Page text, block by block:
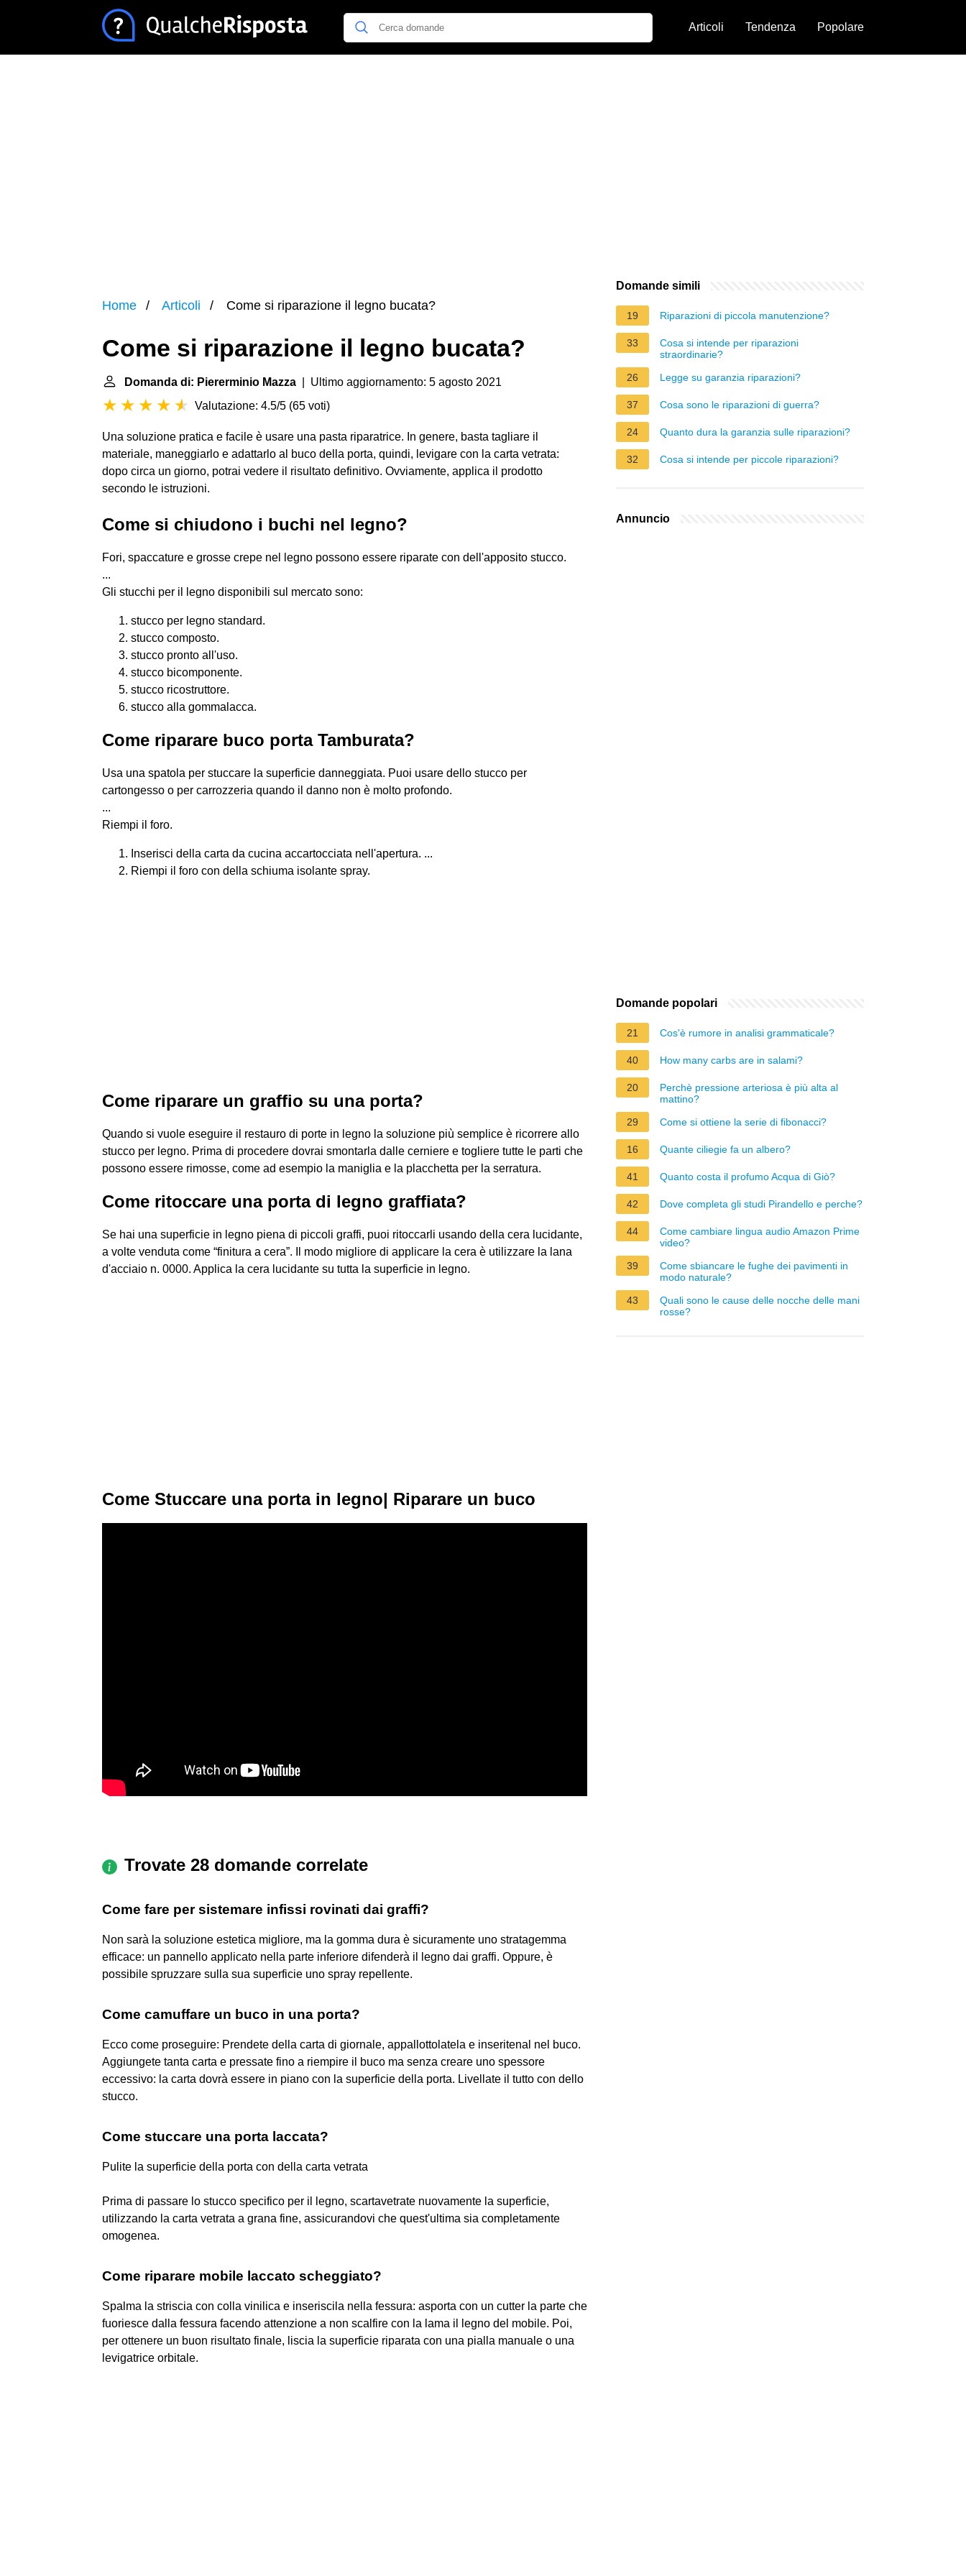
Articoli Tendenza Popolare
Home Articoli Come si riparazione il legno bucata?
Come si riparazione il legno bucata?
Domanda di: Piererminio Mazza | Ultimo aggiornamento: 5 agosto 2021
Valutazione: 4.5/5 (65 voti)
Una soluzione pratica e facile è usare una pasta riparatrice. In genere, basta tagliare il
materiale, maneggiarlo e adattarlo al buco della porta, quindi, levigare con la carta vetrata:
dopo circa un giorno, potrai vedere il risultato definitivo. Ovviamente, applica il prodotto
secondo le istruzioni.
Come si chiudono i buchi nel legno?
Fori, spaccature e grosse crepe nel legno possono essere riparate con dell'apposito stucco.
...
Gli stucchi per il legno disponibili sul mercato sono:
stucco per legno standard.
stucco composto.
stucco pronto all'uso.
stucco bicomponente.
stucco ricostruttore.
stucco alla gommalacca.
Come riparare buco porta Tamburata?
Usa una spatola per stuccare la superficie danneggiata. Puoi usare dello stucco per
cartongesso o per carrozzeria quando il danno non è molto profondo.
...
Riempi il foro.
Inserisci della carta da cucina accartocciata nell'apertura. ...
Riempi il foro con della schiuma isolante spray.
Come riparare un graffio su una porta?
Quando si vuole eseguire il restauro di porte in legno la soluzione più semplice è ricorrere allo
stucco per legno. Prima di procedere dovrai smontarla dalle cerniere e togliere tutte le parti che
possono essere rimosse, come ad esempio la maniglia e la placchetta per la serratura.
Come ritoccare una porta di legno graffiata?
Se hai una superficie in legno piena di piccoli graffi, puoi ritoccarli usando della cera lucidante,
a volte venduta come “finitura a cera”. Il modo migliore di applicare la cera è utilizzare la lana
d'acciaio n. 0000. Applica la cera lucidante su tutta la superficie in legno.
Come Stuccare una porta in legno| Riparare un buco
Trovate 28 domande correlate
Come fare per sistemare infissi rovinati dai graffi?
Non sarà la soluzione estetica migliore, ma la gomma dura è sicuramente uno stratagemma
efficace: un pannello applicato nella parte inferiore difenderà il legno dai graffi. Oppure, è
possibile spruzzare sulla sua superficie uno spray repellente.
Come camuffare un buco in una porta?
Ecco come proseguire: Prendete della carta di giornale, appallottolatela e inseritenal nel buco.
Aggiungete tanta carta e pressate fino a riempire il buco ma senza creare uno spessore
eccessivo: la carta dovrà essere in piano con la superficie della porta. Livellate il tutto con dello
stucco.
Come stuccare una porta laccata?
Pulite la superficie della porta con della carta vetrata
Prima di passare lo stucco specifico per il legno, scartavetrate nuovamente la superficie,
utilizzando la carta vetrata a grana fine, assicurandovi che quest'ultima sia completamente
omogenea.
Come riparare mobile laccato scheggiato?
Spalma la striscia con colla vinilica e inseriscila nella fessura: asporta con un cutter la parte che
fuoriesce dalla fessura facendo attenzione a non scalfire con la lama il legno del mobile. Poi,
per ottenere un buon risultato finale, liscia la superficie riparata con una pialla manuale o una
levigatrice orbitale.
Domande simili
19 Riparazioni di piccola manutenzione?
33
Cosa si intende per riparazioni
straordinarie?
26
Legge su garanzia riparazioni?
37 Cosa sono le riparazioni di guerra?
24 Quanto dura la garanzia sulle riparazioni?
32 Cosa si intende per piccole riparazioni?
Annuncio
Domande popolari
21 Cos'è rumore in analisi grammaticale?
40 How many carbs are in salami?
20
Perchè pressione arteriosa è più alta al
mattino?
29
Come si ottiene la serie di fibonacci?
16 Quante ciliegie fa un albero?
41 Quanto costa il profumo Acqua di Giò?
42 Dove completa gli studi Pirandello e perche?
44
Come cambiare lingua audio Amazon Prime
video?
39
Come sbiancare le fughe dei pavimenti in
modo naturale?
43
Quali sono le cause delle nocche delle mani
rosse?